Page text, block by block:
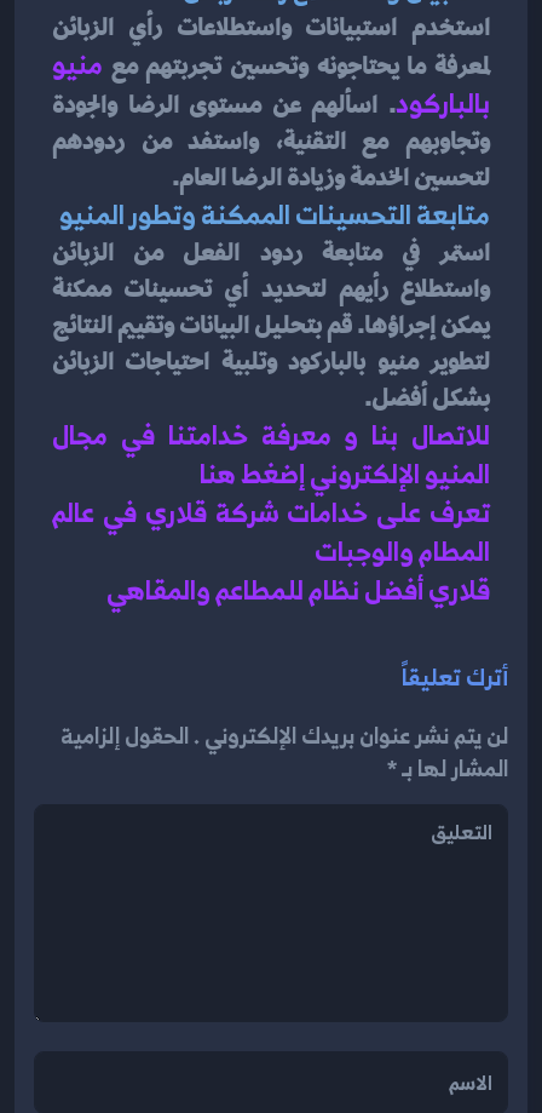
لمعرفة ما يحتاجونه وتحسين تجربتهم مع
بالباركود
لتحسين الخدمة وزيادة الرضا العام.
متابعة التحسينات الممكنة وتطور المنيو
بشكل أفضل.
المنيو الإلكتروني إضغط هنا
المطام والوجبات
قلاري أفضل نظام للمطاعم والمقاهي
أترك تعليقاً
لن يتم نشر عنوان بريدك الإلكتروني . الحقول إلزامية
المشار لها بـ *